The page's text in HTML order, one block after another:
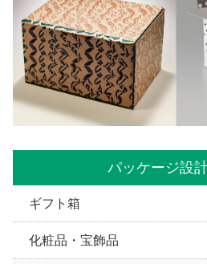
パッケージ設
ギフト箱
化粧品・宝飾品